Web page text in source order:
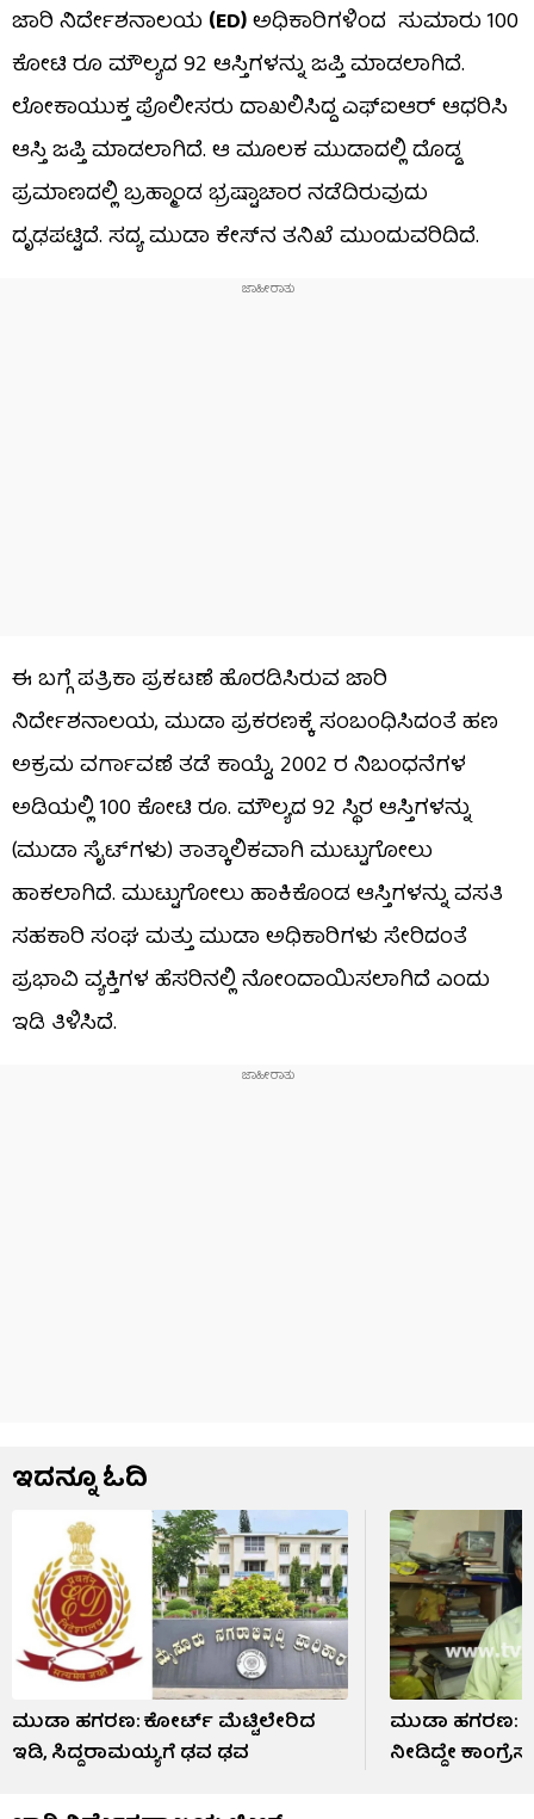
ಜಾರಿ ನಿರ್ದೇಶನಾಲಯ (ED)ಅಧಿಕಾರಿಗಳಿಂದ ಸುಮಾರು 100
ಕೋಟಿ ರೂ ಮೌಲ್ಯದ 92 ಆಸ್ತಿಗಳನ್ನು ಜಪ್ತಿ ಮಾಡಲಾಗಿದೆ.
ಲೋಕಾಯುಕ್ತ ಪೊಲೀಸರು ದಾಖಲಿಸಿದ್ದ ಎಫ್​​ಐಆರ್​​ ಆಧರಿಸಿ
ಆಸ್ತಿ ಜಪ್ತಿ ಮಾಡಲಾಗಿದೆ. ಆ ಮೂಲಕ ಮುಡಾದಲ್ಲಿ ದೊಡ್ಡ
ಪ್ರಮಾಣದಲ್ಲಿ ಬ್ರಹ್ಮಾಂಡ ಭ್ರಷ್ಟಾಚಾರ ನಡೆದಿರುವುದು
ದೃಢಪಟ್ಟಿದೆ. ಸದ್ಯ ಮುಡಾ ಕೇಸ್​ನ ತನಿಖೆ ಮುಂದುವರಿದಿದೆ.
ಈ ಬಗ್ಗೆ ಪತ್ರಿಕಾ ಪ್ರಕಟಣೆ ಹೊರಡಿಸಿರುವ ಜಾರಿ
ನಿರ್ದೇಶನಾಲಯ, ಮುಡಾ ಪ್ರಕರಣಕ್ಕೆ ಸಂಬಂಧಿಸಿದಂತೆ ಹಣ
ಅಕ್ರಮ ವರ್ಗಾವಣೆ ತಡೆ ಕಾಯ್ದೆ, 2002 ರ ನಿಬಂಧನೆಗಳ
ಅಡಿಯಲ್ಲಿ 100 ಕೋಟಿ ರೂ. ಮೌಲ್ಯದ 92 ಸ್ಥಿರ ಆಸ್ತಿಗಳನ್ನು
(ಮುಡಾ ಸೈಟ್‌ಗಳು) ತಾತ್ಕಾಲಿಕವಾಗಿ ಮುಟ್ಟುಗೋಲು
ಹಾಕಲಾಗಿದೆ. ಮುಟ್ಟುಗೋಲು ಹಾಕಿಕೊಂಡ ಆಸ್ತಿಗಳನ್ನು ವಸತಿ
ಸಹಕಾರಿ ಸಂಘ ಮತ್ತು ಮುಡಾ ಅಧಿಕಾರಿಗಳು ಸೇರಿದಂತೆ
ಪ್ರಭಾವಿ ವ್ಯಕ್ತಿಗಳ ಹೆಸರಿನಲ್ಲಿ ನೋಂದಾಯಿಸಲಾಗಿದೆ ಎಂದು
ಇಡಿ ತಿಳಿಸಿದೆ.
ಇದನ್ನೂ ಓದಿ
ಮುಡಾ ಹಗರಣ: ಕೋರ್ಟ್ ಮೆಟ್ಟಿಲೇರಿದ​
ಇಡಿ, ಸಿದ್ದರಾಮಯ್ಯಗೆ ಢವ ಢವ
ಮುಡಾ ಹಗರಣ:
ನೀಡಿದ್ದೇ